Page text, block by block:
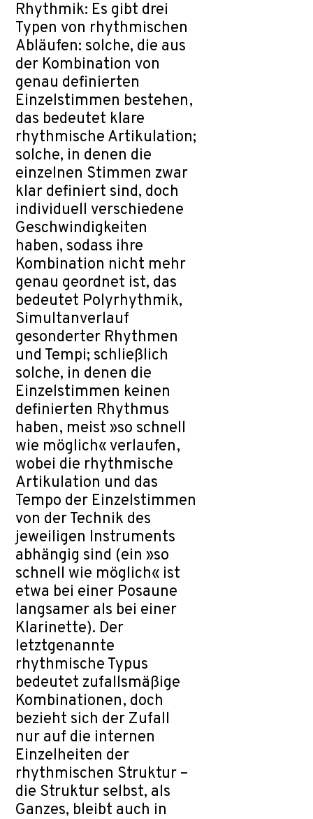
Rhythmik: Es gibt drei
Typen von rhythmischen
Abläufen: solche, die aus
der Kombination von
genau definierten
Einzelstimmen bestehen,
das bedeutet klare
rhythmische Artikulation;
solche, in denen die
einzelnen Stimmen zwar
klar definiert sind, doch
individuell verschiedene
Geschwindigkeiten
haben, sodass ihre
Kombination nicht mehr
genau geordnet ist, das
bedeutet Polyrhythmik,
Simultanverlauf
gesonderter Rhythmen
und Tempi; schließlich
solche, in denen die
Einzelstimmen keinen
definierten Rhythmus
haben, meist »so schnell
wie möglich« verlaufen,
wobei die rhythmische
Artikulation und das
Tempo der Einzelstimmen
von der Technik des
jeweiligen Instruments
abhängig sind (ein »so
schnell wie möglich« ist
etwa bei einer Posaune
langsamer als bei einer
Klarinette). Der
letztgenannte
rhythmische Typus
bedeutet zufallsmäßige
Kombinationen, doch
bezieht sich der Zufall
nur auf die internen
Einzelheiten der
rhythmischen Struktur –
die Struktur selbst, als
Ganzes, bleibt auch in